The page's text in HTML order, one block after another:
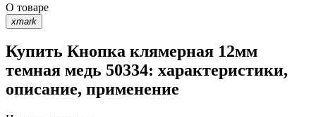
О товаре
xmark
Купить Кнопка клямерная 12мм
темная медь 50334: характеристики,
описание, применение